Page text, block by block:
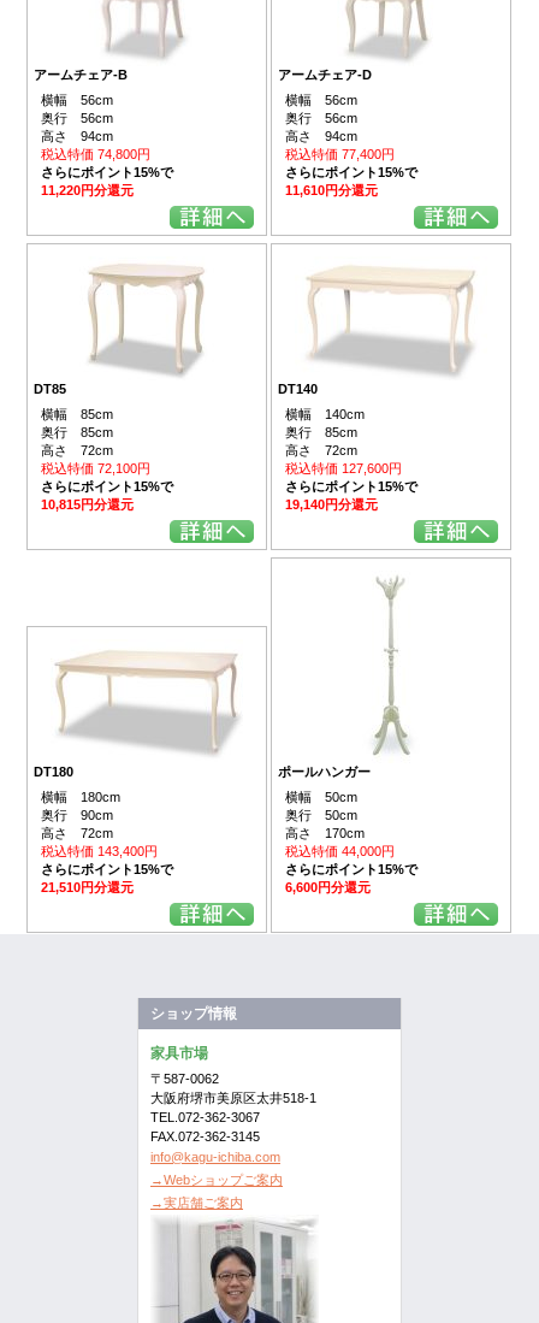
アームチェア-B
横幅 56cm
奥行 56cm
高さ 94cm
税込特価 74,800円
さらにポイント15%で
11,220円分還元
アームチェア-D
横幅 56cm
奥行 56cm
高さ 94cm
税込特価 77,400円
さらにポイント15%で
11,610円分還元
DT85
横幅 85cm
奥行 85cm
高さ 72cm
税込特価 72,100円
さらにポイント15%で
10,815円分還元
DT140
横幅 140cm
奥行 85cm
高さ 72cm
税込特価 127,600円
さらにポイント15%で
19,140円分還元
DT180
横幅 180cm
奥行 90cm
高さ 72cm
税込特価 143,400円
さらにポイント15%で
21,510円分還元
ポールハンガー
横幅 50cm
奥行 50cm
高さ 170cm
税込特価 44,000円
さらにポイント15%で
6,600円分還元
ショップ情報
家具市場
〒587-0062
大阪府堺市美原区太井518-1
TEL.072-362-3067
FAX.072-362-3145
info@kagu-ichiba.com
→Webショップご案内
→実店舗ご案内